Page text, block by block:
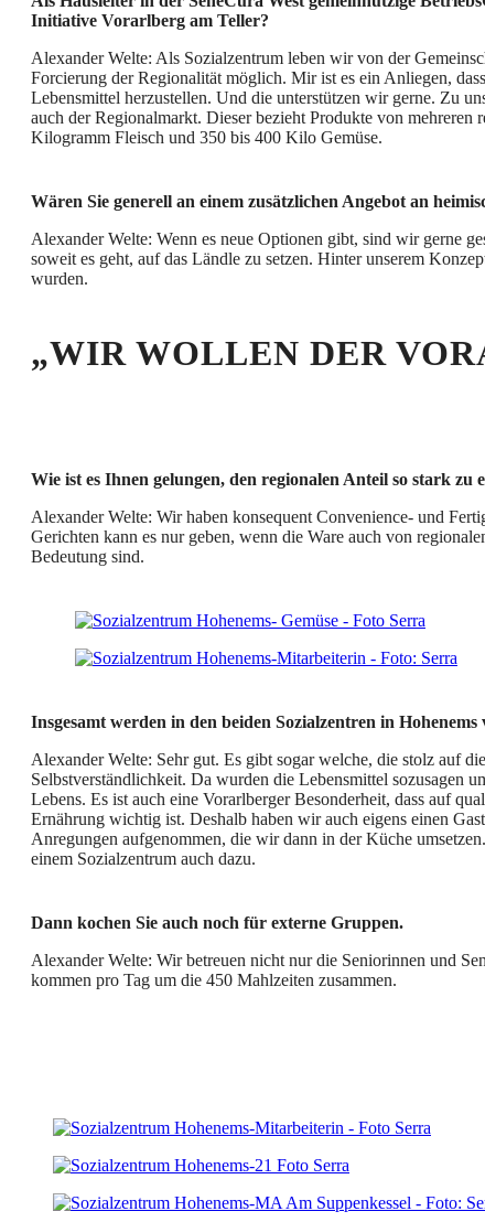
Initiative Vorarlberg am Teller?
Alexander Welte: Als Sozialzentrum leben wir von der
Forcierung der Regionalität möglich. Mir ist es ein Anliegen,
Lebensmittel herzustellen. Und die unterstützen wir gerne. Zu
auch der Regionalmarkt. Dieser bezieht Produkte von
Kilogramm Fleisch und 350 bis 400 Kilo Gemüse.
Wären Sie generell an einem zusätzlichen Angebot an
Alexander Welte: Wenn es neue Optionen gibt, sind wir gerne
soweit es geht, auf das Ländle zu setzen. Hinter unserem
wurden.
„WIR WOLLEN DER
Wie ist es Ihnen gelungen, den regionalen Anteil so stark zu
Alexander Welte: Wir haben konsequent Convenience- und
Gerichten kann es nur geben, wenn die Ware auch von
Bedeutung sind.
Insgesamt werden in den beiden Sozialzentren in
Alexander Welte: Sehr gut. Es gibt sogar welche, die stolz auf
Selbstverständlichkeit. Da wurden die Lebensmittel sozusagen
Lebens. Es ist auch eine Vorarlberger Besonderheit, dass auf
Ernährung wichtig ist. Deshalb haben wir auch eigens einen
Anregungen aufgenommen, die wir dann in der Küche
einem Sozialzentrum auch dazu.
Dann kochen Sie auch noch für externe Gruppen.
Alexander Welte: Wir betreuen nicht nur die Seniorinnen und
kommen pro Tag um die 450 Mahlzeiten zusammen.